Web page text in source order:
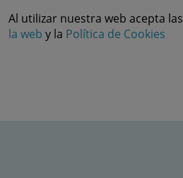
Al utilizar nuestra web acepta las
la web y la Política de Cookies